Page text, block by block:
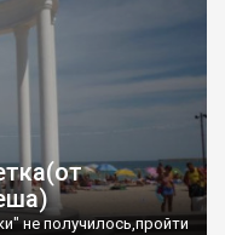
не получилось,пройти